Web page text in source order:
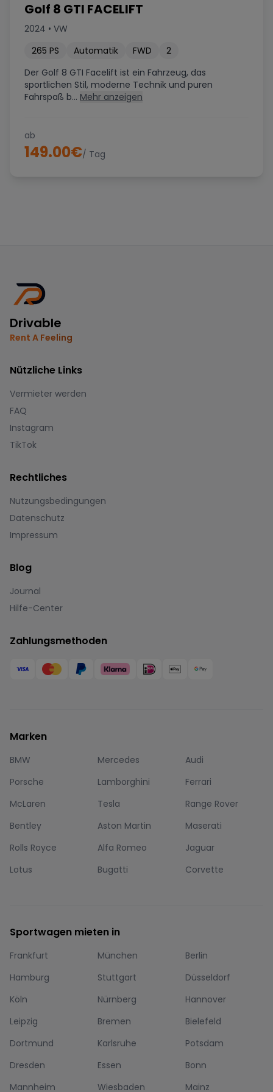
Golf 8 GTI FACELIFT
2024 • VW
265 PS Automatik FWD
2
Der Golf 8 GTI Facelift ist ein Fahrzeug, das
sportlichen Stil, moderne Technik und puren
Fahrspaß b... Mehr anzeigen
ab
149.00€/ Tag
Drivable
Rent A Feeling
Nützliche Links
Vermieter werden
FAQ
Instagram
TikTok
Rechtliches
Nutzungsbedingungen
Datenschutz
Impressum
Blog
Journal
Hilfe-Center
Zahlungsmethoden
Marken
BMW Mercedes
Audi
Porsche
Lamborghini
Ferrari
McLaren
Tesla
Range Rover
Bentley
Aston Martin
Maserati
Rolls Royce
Alfa Romeo
Jaguar
Lotus
Bugatti Corvette
Sportwagen mieten in
Frankfurt München
Berlin
Hamburg
Stuttgart
Düsseldorf
Köln
Nürnberg
Hannover
Leipzig
Bremen
Bielefeld
Dortmund
Karlsruhe
Potsdam
Dresden
Essen
Bonn
Mannheim
Wiesbaden Mainz